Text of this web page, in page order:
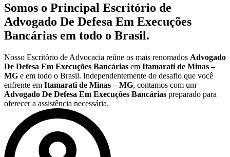
Somos o Principal Escritório de
Advogado De Defesa Em Execuções
Bancárias em todo o Brasil.
Nosso Escritório de Advocacia reúne os mais renomados Advogado
De Defesa Em Execuções Bancárias em Itamarati de Minas –
MG e em todo o Brasil. Independentemente do desafio que você
enfrente em Itamarati de Minas – MG, contamos com um
Advogado De Defesa Em Execuções Bancárias preparado para
oferecer a assistência necessária.